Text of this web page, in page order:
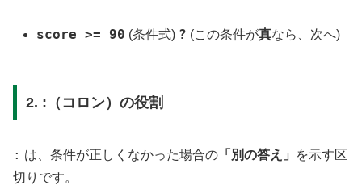
score >= 90 (条件式) ? (この条件が真なら、次へ)
2. :（コロン）の役割
: は、条件が正しくなかった場合の 「別の答え」
を示す区
切りです。